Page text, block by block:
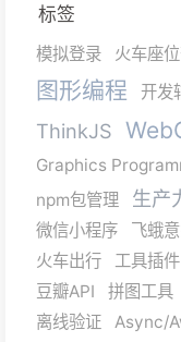
标签
模拟登录 火车座
图形编程 开发
ThinkJS
Graphics
npm包管理
生产
微信小程序
飞蛾
火车出行
工具插件
豆瓣API
拼图工具
离线验证
Async/